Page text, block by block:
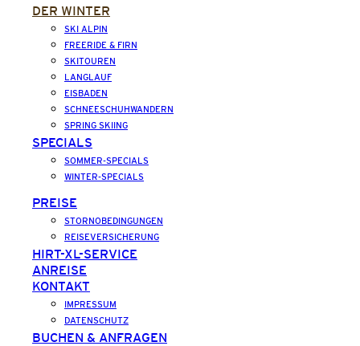
DER WINTER
SKI ALPIN
FREERIDE & FIRN
SKITOUREN
LANGLAUF
EISBADEN
SCHNEESCHUHWANDERN
SPRING SKIING
SPECIALS
SOMMER-SPECIALS
WINTER-SPECIALS
PREISE
STORNOBEDINGUNGEN
REISEVERSICHERUNG
HIRT-XL-SERVICE
ANREISE
KONTAKT
IMPRESSUM
DATENSCHUTZ
BUCHEN & ANFRAGEN